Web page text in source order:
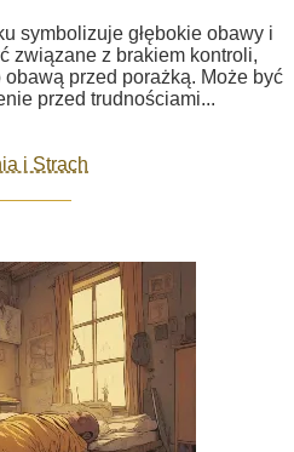
symbolizuje głębokie obawy i
związane z brakiem kontroli,
przed porażką. Może być
przed trudnościami...
i Strach